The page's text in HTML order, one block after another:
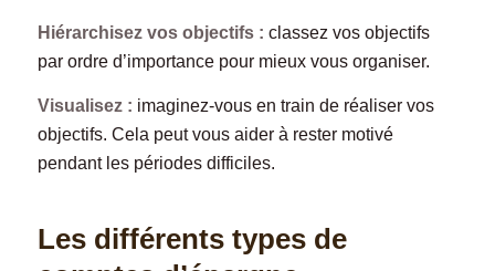
Hiérarchisez vos objectifs : classez vos objectifs
par ordre d’importance pour mieux vous organiser.
Visualisez : imaginez-vous en train de réaliser vos
objectifs. Cela peut vous aider à rester motivé
pendant les périodes difficiles.
Les différents types de